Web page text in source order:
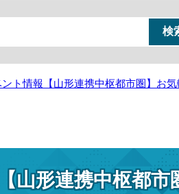
ト情報【山形連携中枢都市圏】お
山形連携中枢都